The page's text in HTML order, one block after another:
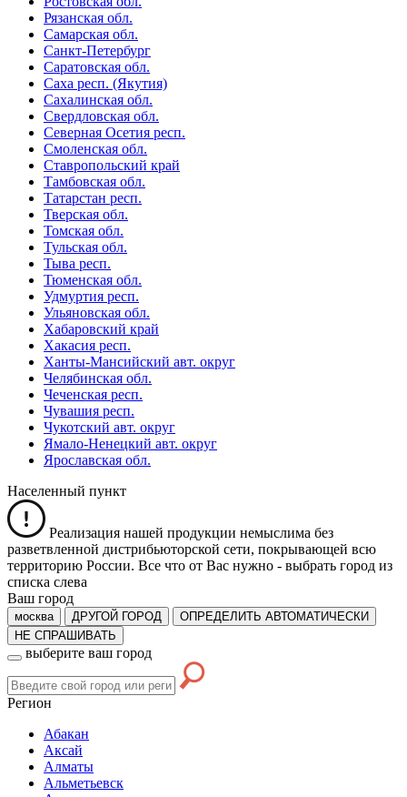
Рязанская обл.
Самарская обл.
Санкт-Петербург
Саратовская обл.
Саха респ. (Якутия)
Сахалинская обл.
Свердловская обл.
Северная Осетия респ.
Смоленская обл.
Ставропольский край
Тамбовская обл.
Татарстан респ.
Тверская обл.
Томская обл.
Тульская обл.
Тыва респ.
Тюменская обл.
Удмуртия респ.
Ульяновская обл.
Хабаровский край
Хакасия респ.
Ханты-Мансийский авт. округ
Челябинская обл.
Чеченская респ.
Чувашия респ.
Чукотский авт. округ
Ямало-Ненецкий авт. округ
Ярославская обл.
Населенный пункт
Реализация нашей продукции немыслима без
разветвленной дистрибьюторской сети, покрывающей всю
территорию России. Все что от Вас нужно - выбрать город из
списка слева
Ваш город
москва ДРУГОЙ ГОРОД
ОПРЕДЕЛИТЬ АВТОМАТИЧЕСКИ
НЕ СПРАШИВАТЬ
выберите ваш город
Регион
Абакан
Аксай
Алматы
Альметьевск